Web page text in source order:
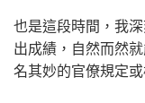
也是這段時間，我
出成績，自然而然
名其妙的官僚規定或